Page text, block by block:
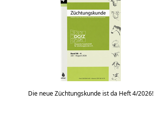
Die neue Züchtungskunde ist da Heft 4/2026!